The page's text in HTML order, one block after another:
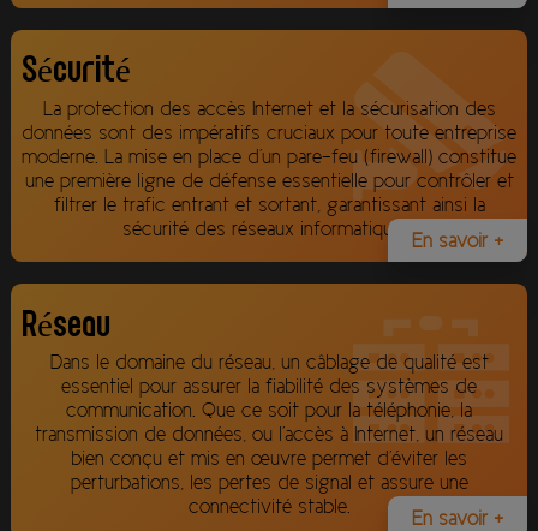
Sécurité
La protection des accès Internet et la sécurisation des
données sont des impératifs cruciaux pour toute entreprise
moderne. La mise en place d'un pare-feu (firewall) constitue
une première ligne de défense essentielle pour contrôler et
filtrer le trafic entrant et sortant, garantissant ainsi la
sécurité des réseaux informatiques.En savoir +
Réseau
Dans le domaine du réseau, un câblage de qualité est
essentiel pour assurer la fiabilité des systèmes de
communication. Que ce soit pour la téléphonie, la
transmission de données, ou l'accès à Internet, un réseau
bien conçu et mis en œuvre permet d'éviter les
perturbations, les pertes de signal et assure une
connectivité stable.
En savoir +